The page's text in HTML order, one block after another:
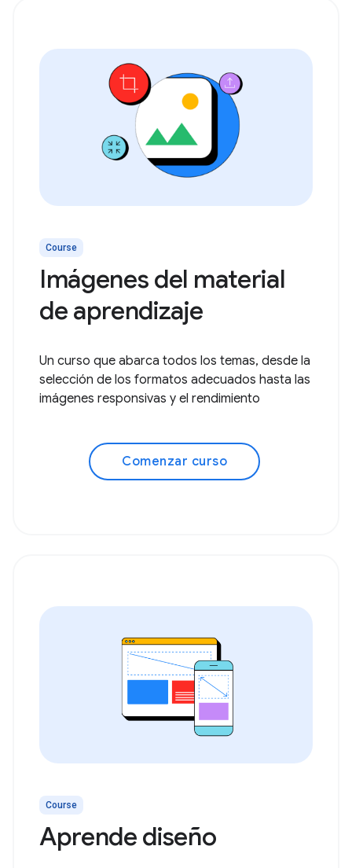
Course
Imágenes del material
de aprendizaje
Un curso que abarca todos los temas, desde la
selección de los formatos adecuados hasta las
imágenes responsivas y el rendimiento
Comenzar curso
Course
Aprende diseño